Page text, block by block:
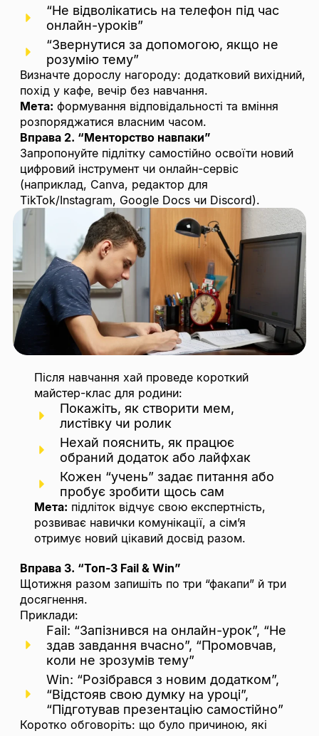
“Не відволікатись на телефон під час
онлайн-уроків”
“Звернутися за допомогою, якщо не
розумію тему”
Визначте дорослу нагороду: додатковий вихідний,
похід у кафе, вечір без навчання.
Мета: формування відповідальності та вміння
розпоряджатися власним часом.
Вправа 2. “Менторство навпаки”
Запропонуйте підлітку самостійно освоїти новий
цифровий інструмент чи онлайн-сервіс
(наприклад, Canva, редактор для
TikTok/Instagram, Google Docs чи Discord).
Після навчання хай проведе короткий
майстер-клас для родини:
Покажіть, як створити мем,
листівку чи ролик
Нехай пояснить, як працює
обраний додаток або лайфхак
Кожен “учень” задає питання або
пробує зробити щось сам
Мета: підліток відчує свою експертність,
розвиває навички комунікації, а сім’я
отримує новий цікавий досвід разом.
Вправа 3. “Топ-3 Fail & Win”
Щотижня разом запишіть по три “факапи” й три
досягнення.
Приклади:
Fail: “Запізнився на онлайн-урок”, “Не
здав завдання вчасно”, “Промовчав,
коли не зрозумів тему”
Win: “Розібрався з новим додатком”,
“Відстояв свою думку на уроці”,
“Підготував презентацію самостійно”
Коротко обговоріть: що було причиною, які